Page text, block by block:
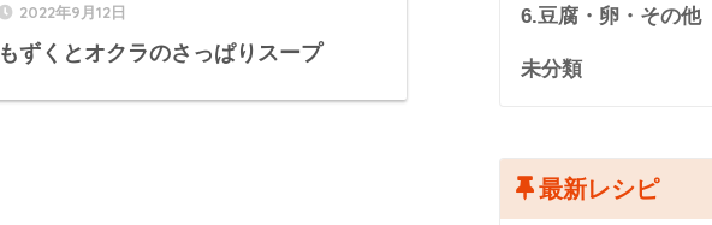
2022年9月12日
もずくとオクラのさっぱりスープ
6.豆腐・卵・その他
未分類
最新レシピ